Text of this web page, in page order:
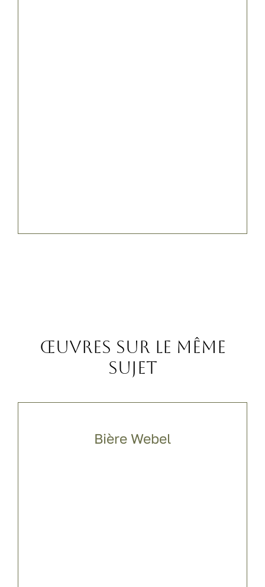
Œuvres sur le même
sujet
Bière Webel